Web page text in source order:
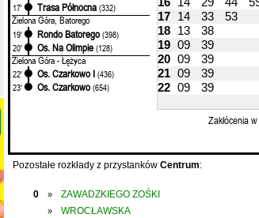
17'
Trasa Północna (332)
Zielona Góra, Batorego
19' Rondo Batorego (398)
20'
Os. Na Olimpie (128)
Zielona Góra - Łężyca
22' Os. Czarkowo I (436)
23'
Os. Czarkowo (654)
17 14 33 53
18 13 38
19 09 39
20 09 39
21 09 39
22 09 39
Zakłócenia
Pozostałe rozkłady z przystanków Centrum:
0 » ZAWADZKIEGO ZOŚKI
»
WROCŁAWSKA